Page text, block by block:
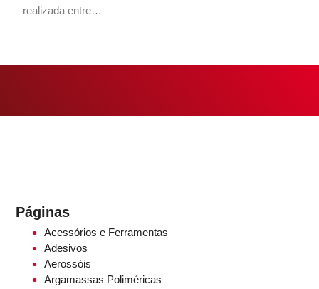
realizada entre…
Páginas
Acessórios e Ferramentas
Adesivos
Aerossóis
Argamassas Poliméricas